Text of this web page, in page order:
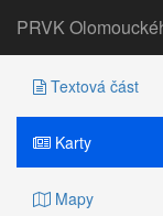
PRVK
Textová část
Karty
Mapy